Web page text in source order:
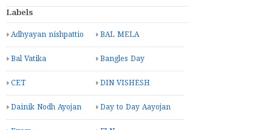
Labels
Adhyayan nishpattio BAL MELA
Bal Vatika Bangles Day
CET DIN VISHESH
Dainik Nodh Ayojan Day to Day Aayojan